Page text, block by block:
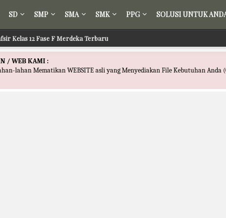
SD SMP SMA SMK PPG SOLUSI UNTUK
Kelas 12 Fase F Merdeka Terbaru
/ WEB KAMI :
lahan Mematikan WEBSITE asli yang Menyediakan File Kebutuhan Anda